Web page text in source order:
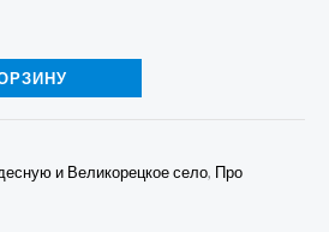
и Великорецкое село, Про